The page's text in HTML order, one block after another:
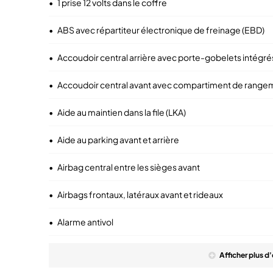
• 1 prise 12 volts dans le coffre
• ABS avec répartiteur électronique de freinage (EBD)
• Accoudoir central arrière avec porte-gobelets
• Accoudoir central avant avec compartiment de
• Aide au maintien dans la file (LKA)
• Aide au parking avant et arrière
• Airbag central entre les sièges avant
• Airbags frontaux, latéraux avant et rideaux
• Alarme antivol
Afficherplus